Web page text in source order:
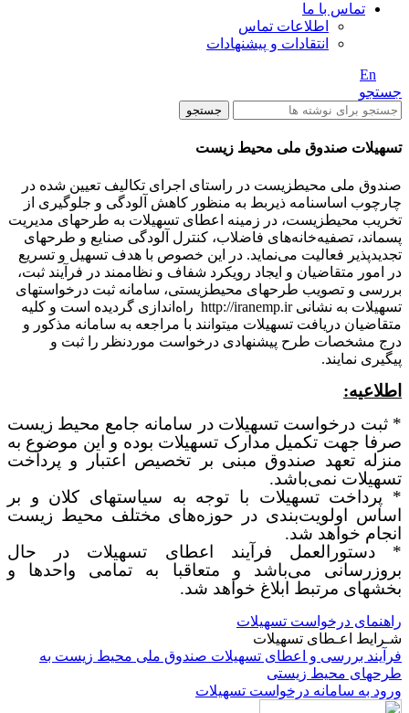
تماس با ما
اطلاعات تماس
انتقادات و پیشنهادات
En
جستجو
جستجو
تسهیلات صندوق ملی محیط زیست
صندوق ملی محیط­زیست در راستای اجرای تکالیف تعیین شده در
چارچوب اساسنامه ذیربط به منظور کاهش آلودگی و جلوگیری از
تخریب محیط­زیست، در زمینه اعطای تسهیلات به طرح­های مدیریت
پسماند، تصفیه­‌خانه‌های فاضلاب، کنترل آلودگی صنایع و طرح­های
تجدیدپذیر فعالیت می‌­نماید. در این خصوص با هدف تسهیل و تسریع
در امور متقاضیان و ایجاد رویکرد شفاف و نظام­مند در فرآیند ثبت،
بررسی و تصویب طرح­های­ محیط­زیستی، سامانه ثبت درخواست­های
تسهیلات به نشانی http://iranemp.ir راه­‌اندازی گردیده است و کلیه
متقاضیان دریافت تسهیلات می­توانند با مراجعه به سامانه مذکور و
درج مشخصات طرح پیشنهادی درخواست موردنظر را ثبت و
پیگیری نمایند.
اطلاعیه:
* ثبت درخواست تسهیلات در سامانه جامع محیط زیست
صرفا جهت تکمیل مدارک تسهیلات بوده و این موضوع به
منزله تعهد صندوق مبنی بر تخصیص اعتبار و پرداخت
تسهیلات نمی‌باشد.
* پرداخت تسهیلات با توجه به سیاستهای کلان و بر
اساس اولویت‌بندی در حوزه‌های مختلف محیط زیست
انجام خواهد شد.
* دستورالعمل فرآیند اعطای تسهیلات در حال
بروزرسانی می‌باشد و متعاقبا به تمامی واحدها و
بخشهای مرتبط ابلاغ خواهد شد.
راهنمای درخواست تسهیلات
شـرایط اعـطای تسهیلات
فرآیند بررسی و اعطای تسهیلات صندوق ملی محیط زیست به
طرحهای محیط زیستی
ورود به سامانه درخواست تسهیلات